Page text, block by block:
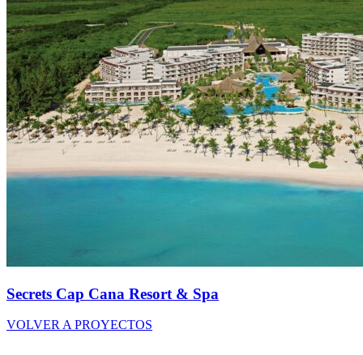
Secrets Cap Cana Resort & Spa
VOLVER A PROYECTOS